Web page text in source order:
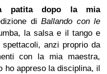
patita dopo la mia
diBallando con le
la salsa e il tango e
anzi proprio da
con la mia maestra,
ho appreso la disciplina, il